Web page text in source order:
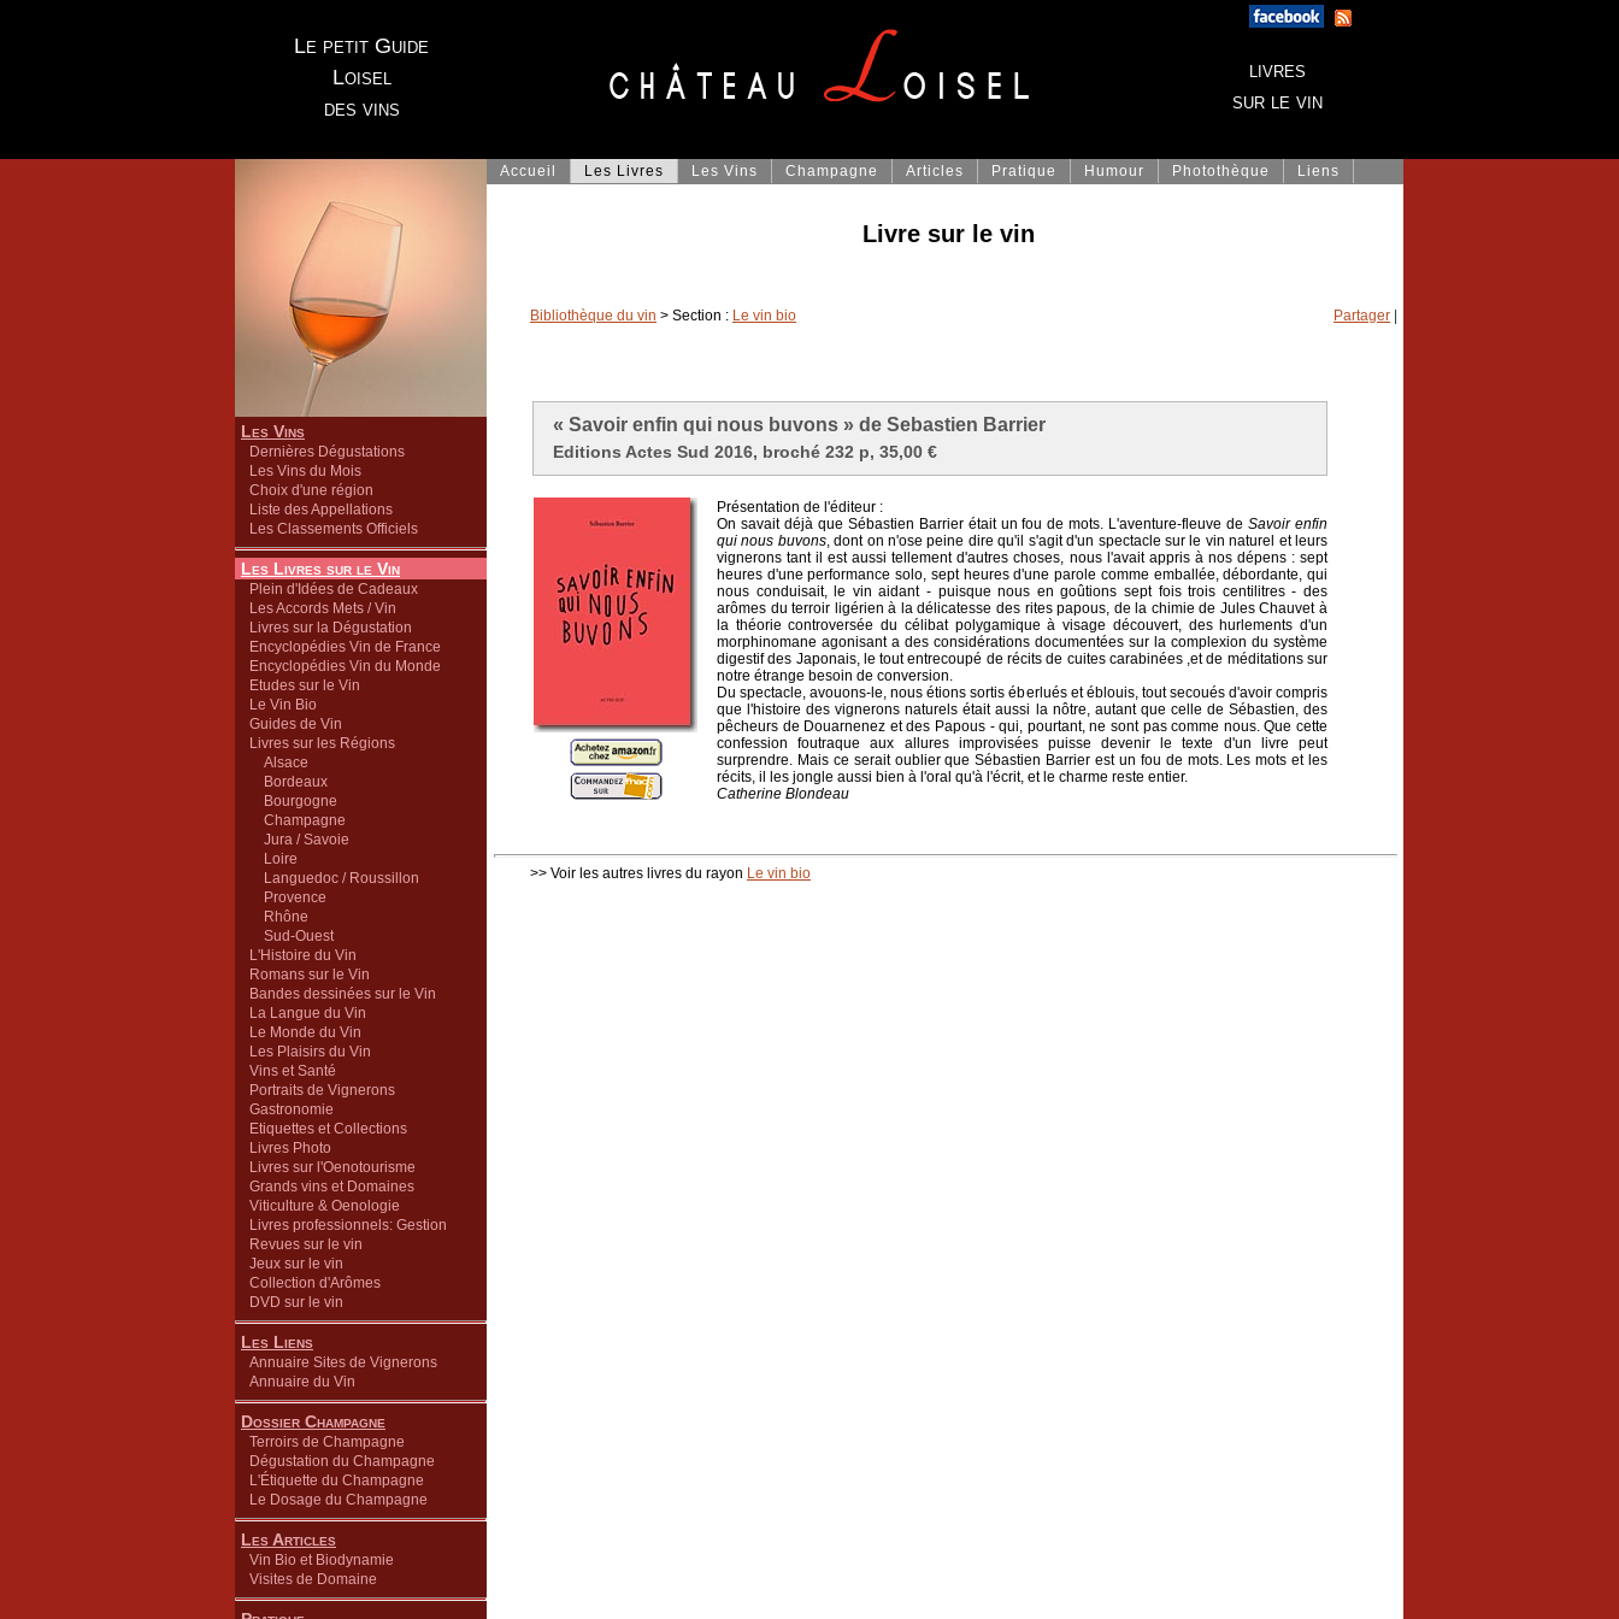
Le petit Guide
Loisel
des vins
livres
sur le vin
Les Vins
Dernières Dégustations
Les Vins du Mois
Choix d'une région
Liste des Appellations
Les Classements Officiels
Les Livres sur le Vin
Plein d'Idées de Cadeaux
Les Accords Mets / Vin
Livres sur la Dégustation
Encyclopédies Vin de France
Encyclopédies Vin du Monde
Etudes sur le Vin
Le Vin Bio
Guides de Vin
Livres sur les Régions
Alsace
Bordeaux
Bourgogne
Champagne
Jura / Savoie
Loire
Languedoc / Roussillon
Provence
Rhône
Sud-Ouest
L'Histoire du Vin
Romans sur le Vin
Bandes dessinées sur le Vin
La Langue du Vin
Le Monde du Vin
Les Plaisirs du Vin
Vins et Santé
Portraits de Vignerons
Gastronomie
Etiquettes et Collections
Livres Photo
Livres sur l'Oenotourisme
Grands vins et Domaines
Viticulture & Oenologie
Livres professionnels: Gestion
Revues sur le vin
Jeux sur le vin
Collection d'Arômes
DVD sur le vin
Les Liens
Annuaire Sites de Vignerons
Annuaire du Vin
Dossier Champagne
Terroirs de Champagne
Dégustation du Champagne
L'Étiquette du Champagne
Le Dosage du Champagne
Les Articles
Vin Bio et Biodynamie
Visites de Domaine
Accueil Les Livres Les Vins Champagne Articles Pratique Humour Photothèque Liens
Livre sur le vin
Partager
Bibliothèque du vin > Section : Le vin bio
« Savoir enfin qui nous buvons » de Sebastien Barrier
Editions Actes Sud 2016, broché 232 p, 35,00 €
Présentation de l'éditeur :
On savait déjà que Sébastien Barrier était un fou de mots. L'aventure-fleuve deSavoir enfin
qui nous buvons, dont on n'ose peine dire qu'il s'agit d'un spectacle sur le vin naturel et leurs
vignerons tant il est aussi tellement d'autres choses, nous l'avait appris à nos dépens : sept
heures d'une performance solo, sept heures d'une parole comme emballée, débordante, qui
nous conduisait, le vin aidant - puisque nous en goûtions sept fois trois centilitres - des
arômes du terroir ligérien à la délicatesse des rites papous, de la chimie de Jules Chauvet à
la théorie controversée du célibat polygamique à visage découvert, des hurlements d'un
morphinomane agonisant a des considérations documentées sur la complexion du système
digestif des Japonais, le tout entrecoupé de récits de cuites carabinées ,et de méditations sur
notre étrange besoin de conversion.
Du spectacle, avouons-le, nous étions sortis éberlués et éblouis, tout secoués d'avoir compris
que l'histoire des vignerons naturels était aussi la nôtre, autant que celle de Sébastien, des
pêcheurs de Douarnenez et des Papous - qui, pourtant, ne sont pas comme nous. Que cette
confession foutraque aux allures improvisées puisse devenir le texte d'un livre peut
surprendre. Mais ce serait oublier que Sébastien Barrier est un fou de mots. Les mots et les
récits, il les jongle aussi bien à l'oral qu'à l'écrit, et le charme reste entier.
Catherine Blondeau
>> Voir les autres livres du rayon Le vin bio